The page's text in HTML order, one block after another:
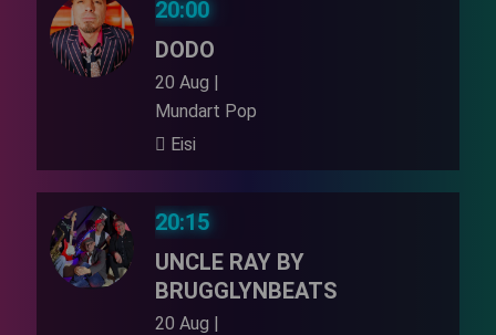
20:00
DODO
20 Aug |
Mundart Pop
Eisi
20:15
UNCLE RAY BY
BRUGGLYNBEATS
20 Aug |